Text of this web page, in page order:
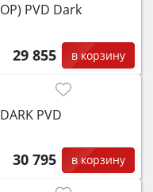
PVD Dark
29 855 в корзину
PVD
30 795 в корзину